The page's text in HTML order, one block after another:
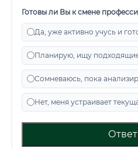
Готовы ли Вы к смене
Да, уже активно учусь и
Планирую, ищу
Сомневаюсь, пока
Нет, меня устраивает